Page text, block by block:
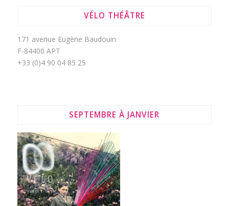
VÉLO THÉÂTRE
171 avenue Eugène Baudouin
F-84400 APT
+33 (0)4 90 04 85 25
SEPTEMBRE À JANVIER